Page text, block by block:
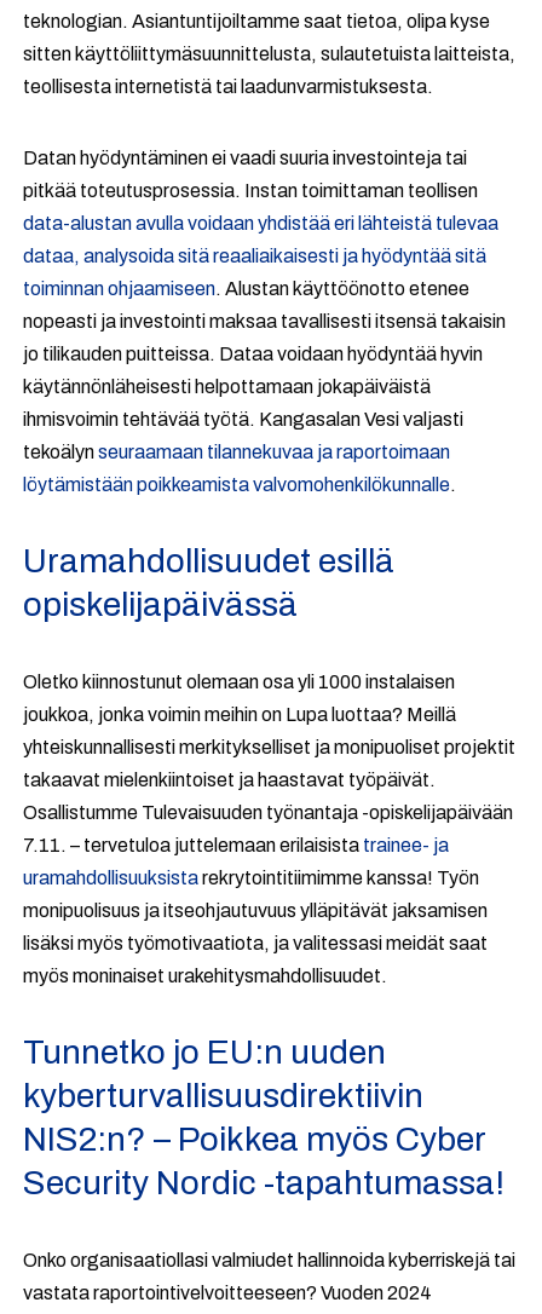
teknologian. Asiantuntijoiltamme saat tietoa, olipa kyse
sitten käyttöliittymäsuunnittelusta, sulautetuista laitteista,
teollisesta internetistä tai laadunvarmistuksesta.
Datan hyödyntäminen ei vaadi suuria investointeja tai
pitkää toteutusprosessia. Instan toimittaman teollisen
data-alustan avulla voidaan yhdistää eri lähteistä tulevaa
dataa, analysoida sitä reaaliaikaisesti ja hyödyntää sitä
toiminnan ohjaamiseen. Alustan käyttöönotto etenee
nopeasti ja investointi maksaa tavallisesti itsensä takaisin
jo tilikauden puitteissa. Dataa voidaan hyödyntää hyvin
käytännönläheisesti helpottamaan jokapäiväistä
ihmisvoimin tehtävää työtä. Kangasalan Vesi valjasti
tekoälynseuraamaan tilannekuvaa ja raportoimaan
löytämistään poikkeamista valvomohenkilökunnalle.
Uramahdollisuudet esillä
opiskelijapäivässä
Oletko kiinnostunut olemaan osa yli 1000 instalaisen
joukkoa, jonka voimin meihin on Lupa luottaa? Meillä
yhteiskunnallisesti merkitykselliset ja monipuoliset projektit
takaavat mielenkiintoiset ja haastavat työpäivät.
Osallistumme Tulevaisuuden työnantaja -opiskelijapäivään
7.11. – tervetuloa juttelemaan erilaisista trainee- ja
uramahdollisuuksistarekrytointitiimimme kanssa! Työn
monipuolisuus ja itseohjautuvuus ylläpitävät jaksamisen
lisäksi myös työmotivaatiota, ja valitessasi meidät saat
myös moninaiset urakehitysmahdollisuudet.
Tunnetko jo EU:n uuden
kyberturvallisuusdirektiivin
NIS2:n? – Poikkea myös Cyber
Security Nordic -tapahtumassa!
Onko organisaatiollasi valmiudet hallinnoida kyberriskejä tai
vastata raportointivelvoitteeseen? Vuoden 2024